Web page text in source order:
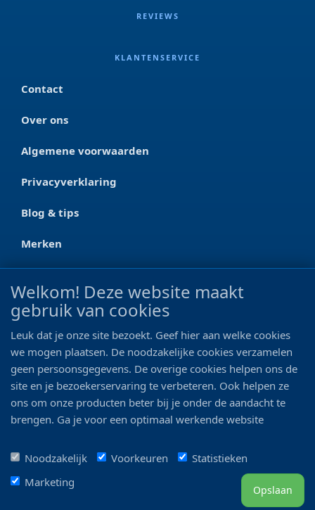
REVIEWS
KLANTENSERVICE
Contact
Over ons
Algemene voorwaarden
Privacyverklaring
Blog & tips
Merken
CONTACT
Ootmarsumseweg 125a
0546 - 622 990
06 - 11 19 81 42
info@bo-vis.nl
Welkom! Deze website maakt
gebruik van cookies
Leuk dat je onze site bezoekt. Geef hier aan welke cookies
we mogen plaatsen. De noodzakelijke cookies verzamelen
geen persoonsgegevens. De overige cookies helpen ons de
site en je bezoekerservaring te verbeteren. Ook helpen ze
ons om onze producten beter bij je onder de aandacht te
brengen. Ga je voor een optimaal werkende website
Noodzakelijk
Voorkeuren
Statistieken
Marketing
Opslaan